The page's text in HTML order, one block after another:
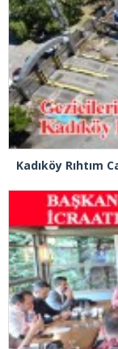
Kadıköy Rıhtım